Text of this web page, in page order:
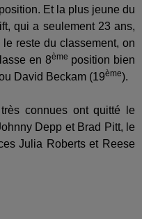
position. Et la plus jeune du
qui a seulement 23 ans,
reste du classement, on
en 8ème position bien
David Beckam (19ème).
connues ont quitté le
Depp et Brad Pitt, le
Julia Roberts et Reese